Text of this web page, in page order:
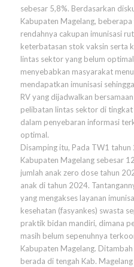
sebesar 5,8%. Berdasarkan
Kabupaten Magelang,
rendahnya cakupan imunisasi
keterbatasan stok vaksin serta
lintas sektor yang belum
menyebabkan masyarakat
mendapatkan imunisasi
RV yang dijadwalkan
pelibatan lintas sektor di
dalam penyebaran informasi
optimal.
Disamping itu, Pada TW1
Kabupaten Magelang sebesar
jumlah anak zero dose tahun
anak di tahun 2024.
yang mengakses layanan
kesehatan (fasyankes) swasta
praktik bidan mandiri, dimana
masih belum sepenuhnya
Kabupaten Magelang.
berada di tengah Kab.